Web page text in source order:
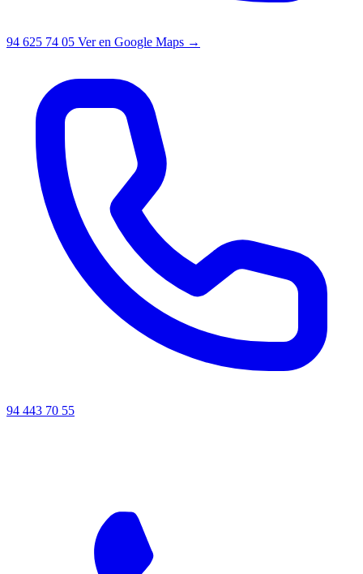
94 625 74 05 Ver en Google Maps →
94 443 70 55